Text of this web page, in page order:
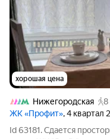
хорошая цена
Нижегородская
8
ЖК «Профит», 4 квартал
Id 63181. Сдается